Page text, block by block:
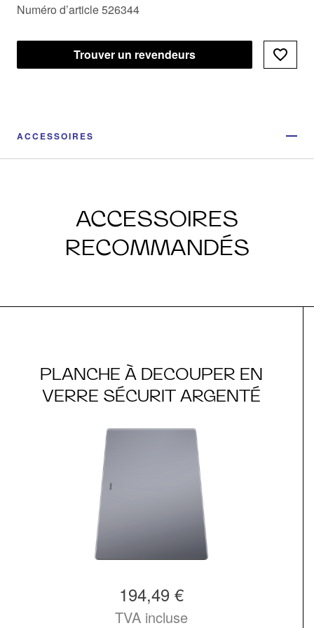
Numéro d’article 526344
Trouver un revendeurs
ACCESSOIRES
ACCESSOIRES
RECOMMANDÉS
PLANCHE À DECOUPER EN
VERRE SÉCURIT ARGENTÉ
194,49 €
TVA incluse